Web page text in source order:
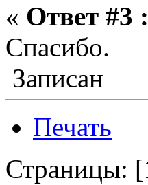
« Ответ #3 :
Спасибо.
Записан
Печать
Страницы: [